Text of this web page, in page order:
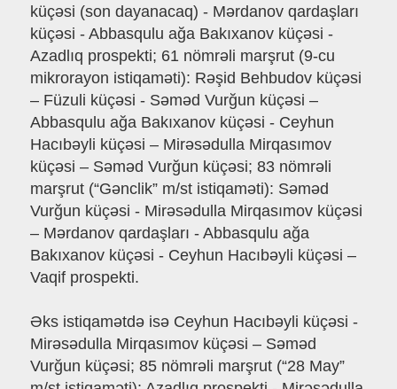
küçəsi (son dayanacaq) - Mərdanov qardaşları
küçəsi - Abbasqulu ağa Bakıxanov küçəsi -
Azadlıq prospekti; 61 nömrəli marşrut (9-cu
mikrorayon istiqaməti): Rəşid Behbudov küçəsi
– Füzuli küçəsi - Səməd Vurğun küçəsi –
Abbasqulu ağa Bakıxanov küçəsi - Ceyhun
Hacıbəyli küçəsi – Mirəsədulla Mirqasımov
küçəsi – Səməd Vurğun küçəsi; 83 nömrəli
marşrut (“Gənclik” m/st istiqaməti): Səməd
Vurğun küçəsi - Mirəsədulla Mirqasımov küçəsi
– Mərdanov qardaşları - Abbasqulu ağa
Bakıxanov küçəsi - Ceyhun Hacıbəyli küçəsi –
Vaqif prospekti.
Əks istiqamətdə isə Ceyhun Hacıbəyli küçəsi -
Mirəsədulla Mirqasımov küçəsi – Səməd
Vurğun küçəsi; 85 nömrəli marşrut (“28 May”